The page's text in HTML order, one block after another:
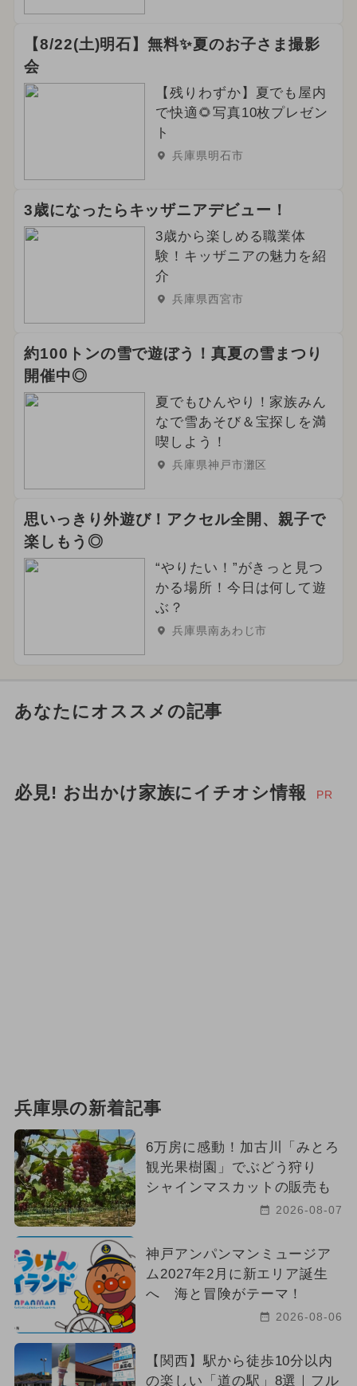
【8/22(土)明石】無料✨夏のお子さま撮影
会
【残りわずか】夏でも屋内
で快適🌻写真10枚プレゼン
ト
兵庫県明石市
3歳になったらキッザニアデビュー！
3歳から楽しめる職業体
験！キッザニアの魅力を紹
介
兵庫県西宮市
約100トンの雪で遊ぼう！真夏の雪まつり
開催中◎
夏でもひんやり！家族みん
なで雪あそび＆宝探しを満
喫しよう！
兵庫県神戸市灘区
思いっきり外遊び！アクセル全開、親子で
楽しもう◎
“やりたい！”がきっと見つ
かる場所！今日は何して遊
ぶ？
兵庫県南あわじ市
あなたにオススメの記事
必見! お出かけ家族にイチオシ情報 PR
兵庫県の新着記事
6万房に感動！加古川「みとろ
観光果樹園」でぶどう狩り
シャインマスカットの販売も
2026-08-07
神戸アンパンマンミュージア
ム2027年2月に新エリア誕生
へ 海と冒険がテーマ！
2026-08-06
【関西】駅から徒歩10分以内
の楽しい「道の駅」8選｜フル